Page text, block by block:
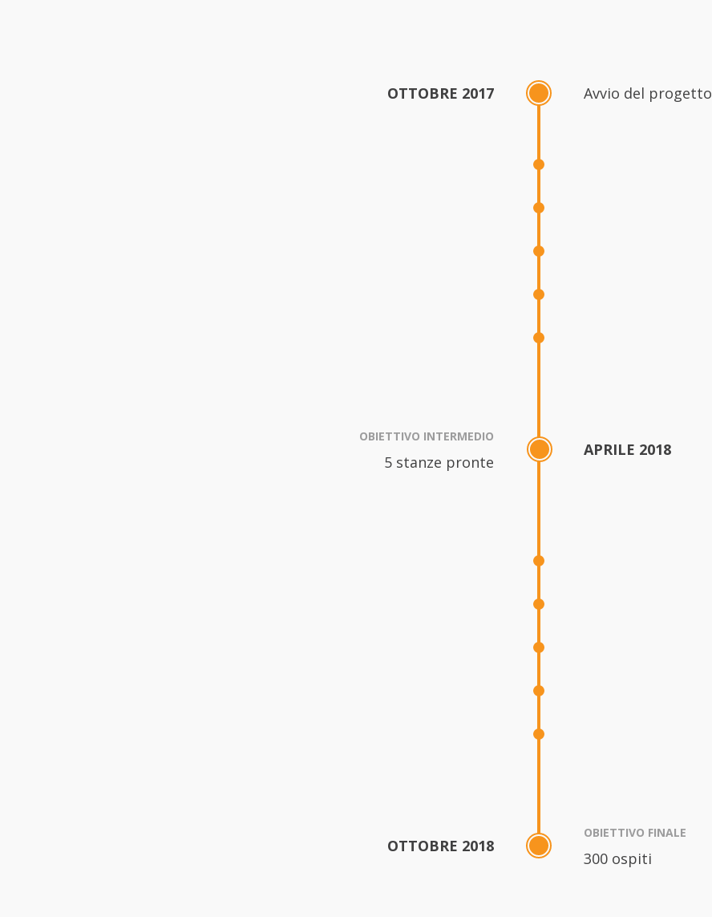
OTTOBRE 2017 Avvio del progetto
APRILE 2018
OBIETTIVO INTERMEDIO
5 stanze pronte
OTTOBRE 2018
OBIETTIVO FINALE
300 ospiti